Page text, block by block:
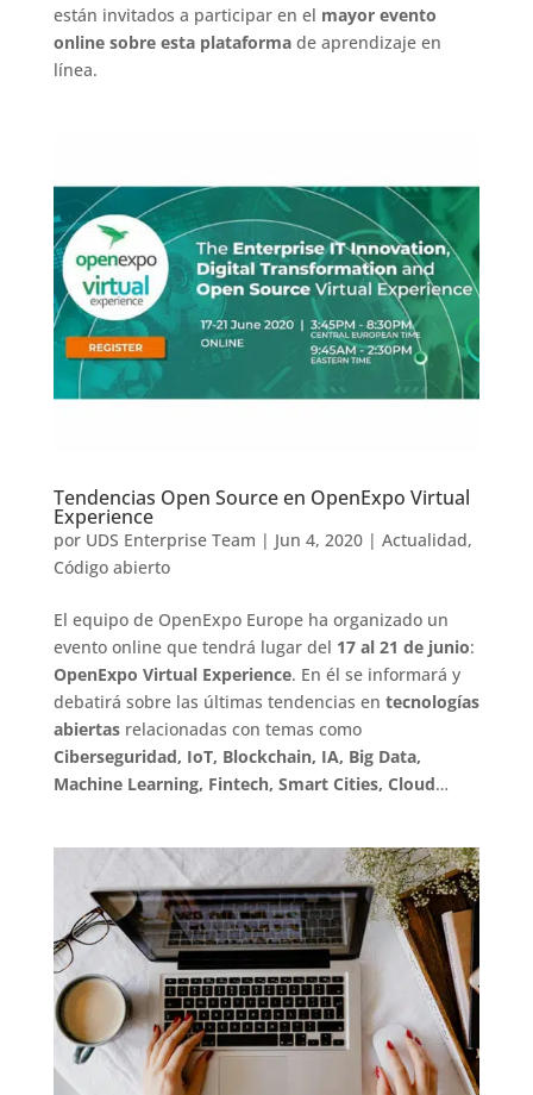
están invitados a participar en el mayor evento
online sobre esta plataformade aprendizaje en
línea.
Tendencias Open Source en OpenExpo Virtual
Experience
por UDS Enterprise Team | Jun 4, 2020| Actualidad,
Código abierto
El equipo de OpenExpo Europe ha organizado un
evento online que tendrá lugar del 17 al 21 de junio:
OpenExpo Virtual Experience. En él se informará y
debatirá sobre las últimas tendencias en tecnologías
abiertasrelacionadas con temas como
Ciberseguridad, IoT, Blockchain, IA, Big Data,
Machine Learning, Fintech, Smart Cities, Cloud…